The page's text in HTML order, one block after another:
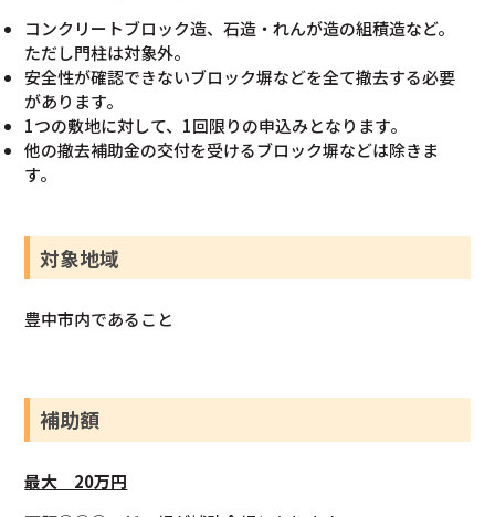
コンクリートブロック造、⽯造・れんが造の組積造など。
ただし門柱は対象外。
安全性が確認できないブロック塀などを全て撤去する必要
があります。
1つの敷地に対して、1回限りの申込みとなります。
他の撤去補助⾦の交付を受けるブロック塀などは除きま
す。
対象地域
豊中市内であること
補助額
最大 20万円